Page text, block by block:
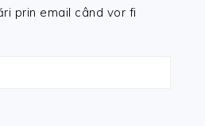
prin email când vor fi